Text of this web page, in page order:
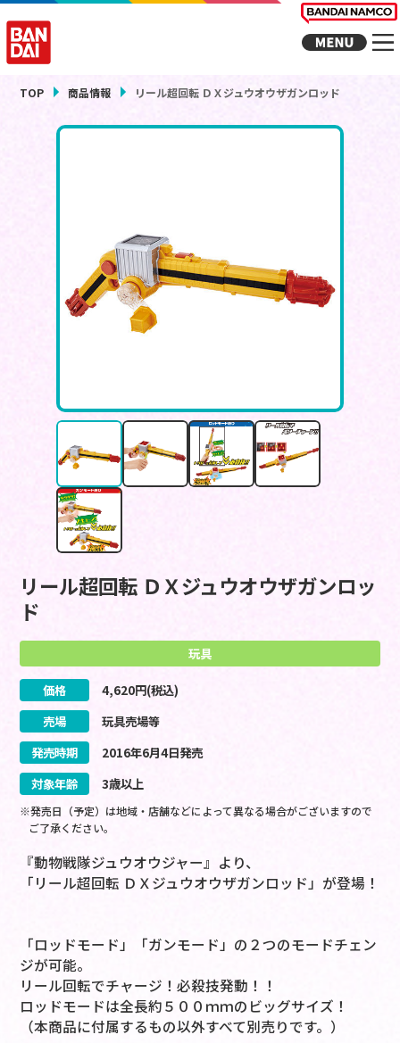
TOP 商品情報 リール超回転 ＤＸジュウオウザガンロッド
リール超回転 ＤＸジュウオウザガンロッ
ド
玩具
価格 4,620円(税込)
売場
玩具売場等
発売時期
2016年6月4日発売
対象年齢
3歳以上
※発売日（予定）は地域・店舗などによって異なる場合がございますので
ご了承ください。
『動物戦隊ジュウオウジャー』より、
「リール超回転 ＤＸジュウオウザガンロッド」が登場！
「ロッドモード」「ガンモード」の２つのモードチェン
ジが可能。
リール回転でチャージ！必殺技発動！！
ロッドモードは全長約５００ｍｍのビッグサイズ！
（本商品に付属するもの以外すべて別売りです。）